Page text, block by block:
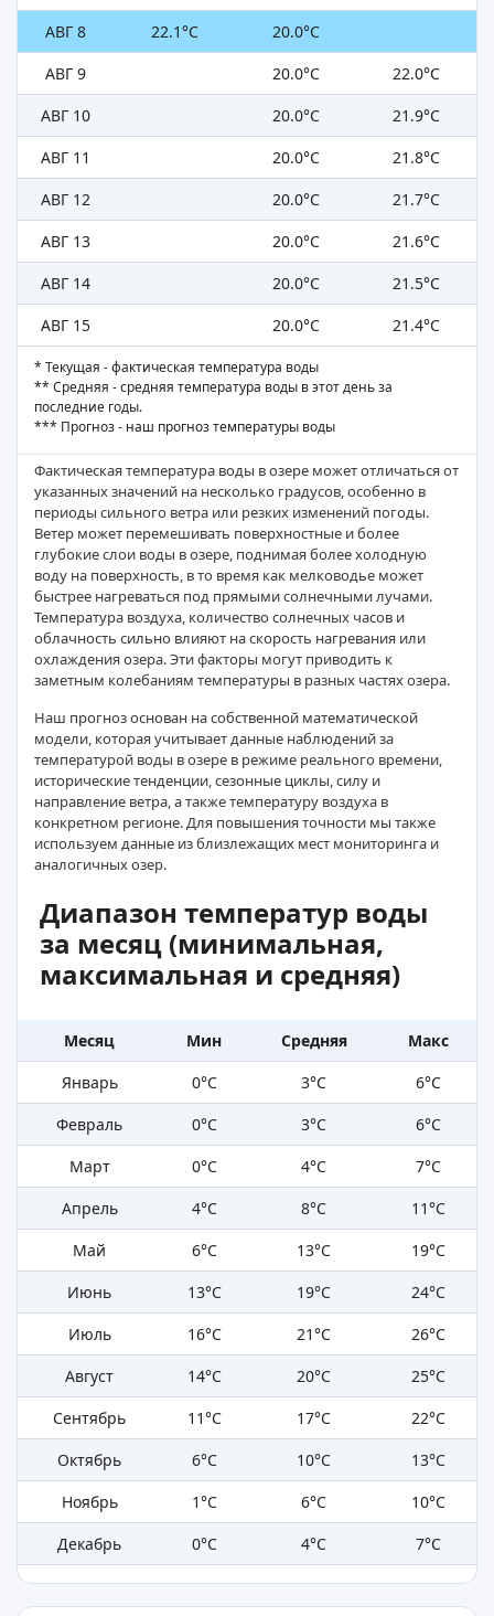
АВГ 8 22.1°C
20.0°C
АВГ 9
20.0°C
22.0°C
АВГ 10
20.0°C
21.9°C
АВГ 11
20.0°C
21.8°C
АВГ 12
20.0°C
21.7°C
АВГ 13
20.0°C
21.6°C
АВГ 14
20.0°C
21.5°C
АВГ 15
20.0°C 21.4°C
* Текущая - фактическая температура воды
** Средняя - средняя температура воды в этот день за
последние годы.
*** Прогноз - наш прогноз температуры воды
Фактическая температура воды в озере может отличаться от
указанных значений на несколько градусов, особенно в
периоды сильного ветра или резких изменений погоды.
Ветер может перемешивать поверхностные и более
глубокие слои воды в озере, поднимая более холодную
воду на поверхность, в то время как мелководье может
быстрее нагреваться под прямыми солнечными лучами.
Температура воздуха, количество солнечных часов и
облачность сильно влияют на скорость нагревания или
охлаждения озера. Эти факторы могут приводить к
заметным колебаниям температуры в разных частях озера.
Наш прогноз основан на собственной математической
модели, которая учитывает данные наблюдений за
температурой воды в озере в режиме реального времени,
исторические тенденции, сезонные циклы, силу и
направление ветра, а также температуру воздуха в
конкретном регионе. Для повышения точности мы также
используем данные из близлежащих мест мониторинга и
аналогичных озер.
Диапазон температур воды
за месяц (минимальная,
максимальная и средняя)
Месяц Мин Средняя
Макс
Январь
0°C 3°C
6°C
Февраль
0°C 3°C
6°C
Март
0°C 4°C
7°C
Апрель
4°C 8°C
11°C
Май
6°C 13°C
19°C
Июнь
13°C 19°C
24°C
Июль
16°C 21°C
26°C
Август
14°C 20°C
25°C
Сентябрь
11°C 17°C
22°C
Октябрь
6°C 10°C
13°C
Ноябрь
1°C 6°C
10°C
Декабрь
0°C 4°C 7°C